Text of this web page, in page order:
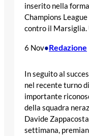
inserito nella
Champions
contro il Marsiglia.
6 Nov•Redazione
In seguito al
nel recente turno
importante
della squadra
Davide
settimana,